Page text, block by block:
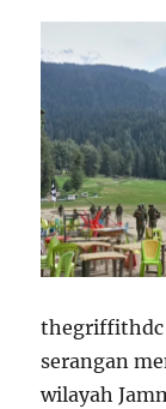
thegriffithdc
serangan
wilayah